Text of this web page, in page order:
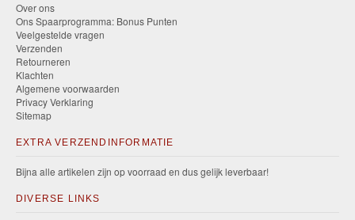
Over ons
Ons Spaarprogramma: Bonus Punten
Veelgestelde vragen
Verzenden
Retourneren
Klachten
Algemene voorwaarden
Privacy Verklaring
Sitemap
EXTRA VERZENDINFORMATIE
Bijna alle artikelen zijn op voorraad en dus gelijk leverbaar!
DIVERSE LINKS